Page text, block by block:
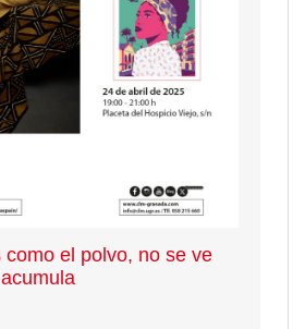
como el polvo, no se ve